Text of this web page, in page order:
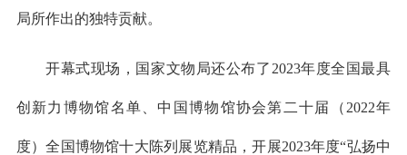
局所作出的独特贡献。
开幕式现场，国家文物局还公布了2023年度全国最具
创新力博物馆名单、中国博物馆协会第二十届（2022年
度）全国博物馆十大陈列展览精品，开展2023年度“弘扬中